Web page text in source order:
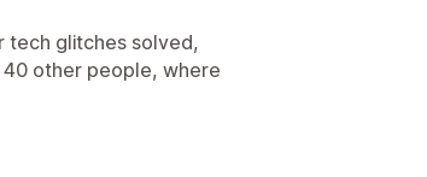
tech glitches solved,
other people, where